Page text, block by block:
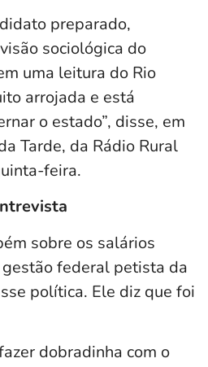
preparado,
sociológica do
uma leitura do Rio
arrojada e está
o estado”, disse, em
Tarde, da Rádio Rural
feira.
sobre os salários
federal petista da
política. Ele diz que foi
dobradinha com o